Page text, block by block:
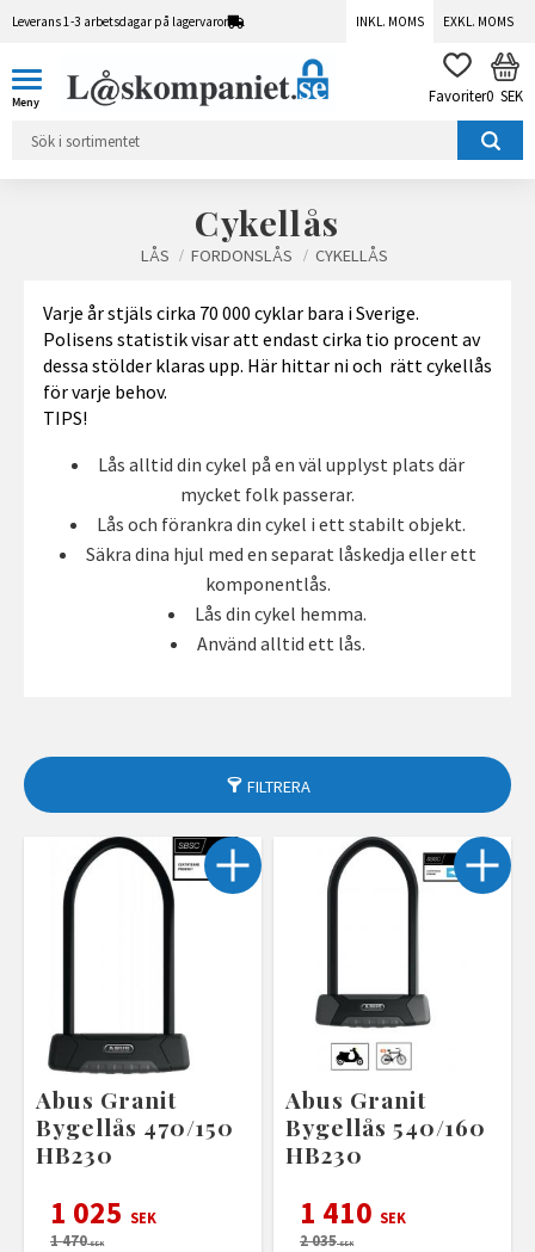
Leverans 1-3 arbetsdagar på lagervaror INKL. MOMS EXKL. MOMS
FAVORITER
0 SEK
Cykellås
LÅS FORDONSLÅS CYKELLÅS
Varje år stjäls cirka 70 000 cyklar bara i Sverige.
Polisens statistik visar att endast cirka tio procent av
dessa stölder klaras upp. Här hittar ni och rätt cykellås
för varje behov.
TIPS!
Lås alltid din cykel på en väl upplyst plats där
mycket folk passerar.
Lås och förankra din cykel i ett stabilt objekt.
Säkra dina hjul med en separat låskedja eller ett
komponentlås.
Lås din cykel hemma.
Använd alltid ett lås.
FILTRERA
Abus Granit
Bygellås 470/150
HB230
1 025 SEK
1 470SEK
Abus Granit
Bygellås 540/160
HB230
1 410 SEK
2 035SEK